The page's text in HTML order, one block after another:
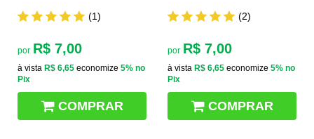
(1)
por R$ 7,00
à vista R$ 6,65 economize 5% no
Pix
COMPRAR
(2)
por R$ 7,00
à vista R$ 6,65 economize 5% no
Pix
COMPRAR